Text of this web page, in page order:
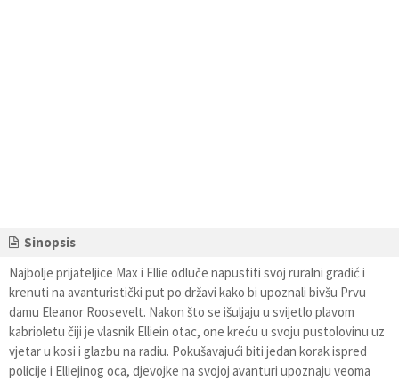
Sinopsis
Najbolje prijateljice Max i Ellie odluče napustiti svoj ruralni gradić i
krenuti na avanturistički put po državi kako bi upoznali bivšu Prvu
damu Eleanor Roosevelt. Nakon što se išuljaju u svijetlo plavom
kabrioletu čiji je vlasnik Elliein otac, one kreću u svoju pustolovinu uz
vjetar u kosi i glazbu na radiu. Pokušavajući biti jedan korak ispred
policije i Elliejinog oca, djevojke na svojoj avanturi upoznaju veoma